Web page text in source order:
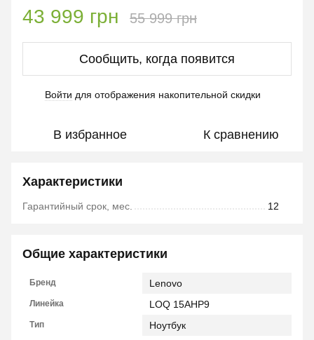
43 999 грн 55 999 грн
Сообщить, когда появится
Войти для отображения накопительной скидки
В избранное К сравнению
Характеристики
Гарантийный срок, мес. 12
Общие характеристики
Бренд Lenovo
Линейка LOQ 15AHP9
Тип Ноутбук